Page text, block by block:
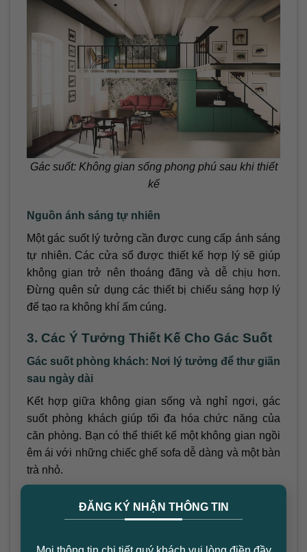
ĐĂNG KÝ NHẬN THÔNG TIN
Gác suốt: Không gian sống phong phú sau khi thiết
kế
Nguồn ánh sáng tự nhiên
Một gác suốt lý tưởng cần được cung cấp ánh sáng
tự nhiên. Các cửa sổ được thiết kế hợp lý sẽ giúp
không gian trở nên thoáng đãng và dễ chịu hơn.
Đừng quên sử dụng các thiết bị chiếu sáng hợp lý
để tạo ra không khí ấm cúng.
3. Các Ý Tưởng Thiết Kế Cho Gác Suốt
Gác suốt phòng khách: Nơi lý tưởng để thư giãn
sau ngày dài
Kết hợp giữa không gian sống và nghỉ ngơi, gác
suốt phòng khách giúp tối đa hóa chức năng của
căn phòng. Bạn có thể thiết kế một không gian ngồi
êm ái với những chiếc ghế sofa dễ dàng và một bàn
trà nhỏ.
Gác suốt trong phòng ngủ: Nâng cao chất
lượng không gian sống